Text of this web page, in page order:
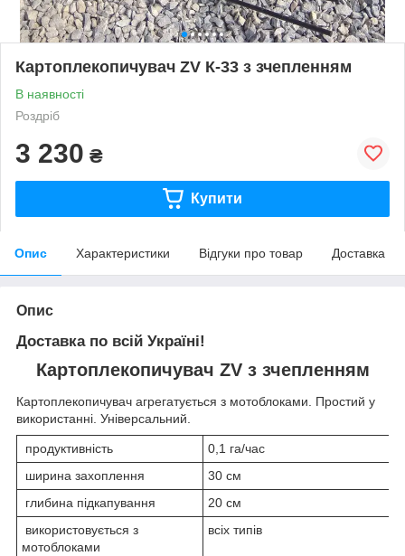
Картоплекопичувач ZV К-33 з зчепленням
В наявності
Роздріб
3 230 ₴
Купити
Опис Характеристики Відгуки про товар Доставка
Опис
Доставка по всій Україні!
Картоплекопичувач ZV з зчепленням
Картоплекопичувач агрегатується з мотоблоками. Простий у
використанні. Універсальний.
продуктивність
0,1 га/час
ширина захоплення
30 см
глибина підкапування
20 см
використовується з
мотоблоками
всіх типів